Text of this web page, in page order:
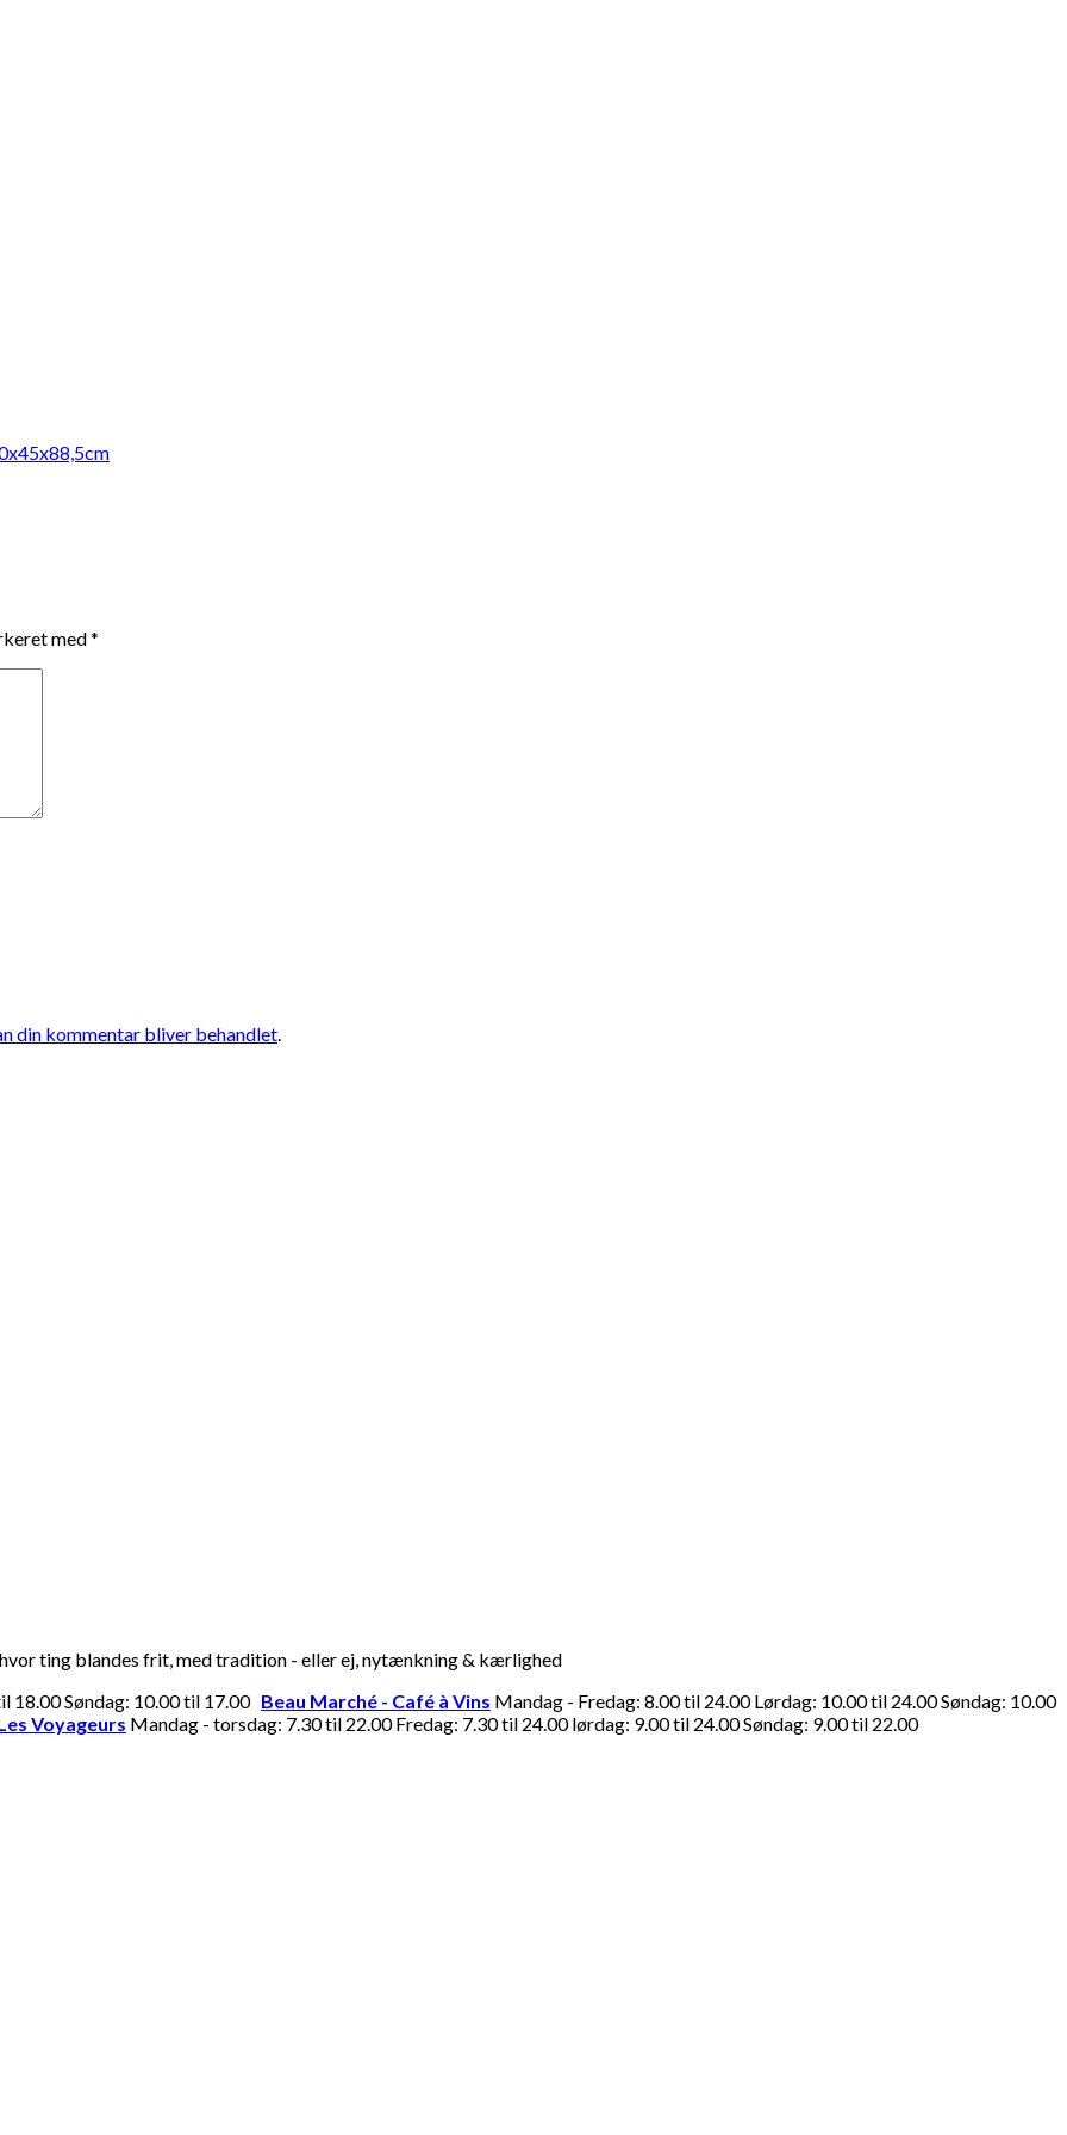
med*
din kommentar bliver behandlet.
ting blandes frit, med tradition - eller ej, nytænkning & kærlighed
18.00 Søndag: 10.00 til 17.00 Beau Marché - Café à Vins Mandag - Fredag: 8.00 til 24.00 Lørdag: 10.00 til 24.00 Søndag: 10.00
Voyageurs Mandag - torsdag: 7.30 til 22.00 Fredag: 7.30 til 24.00 lørdag: 9.00 til 24.00 Søndag: 9.00 til 22.00